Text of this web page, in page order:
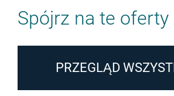
Spójrz na te
PRZEGLĄD